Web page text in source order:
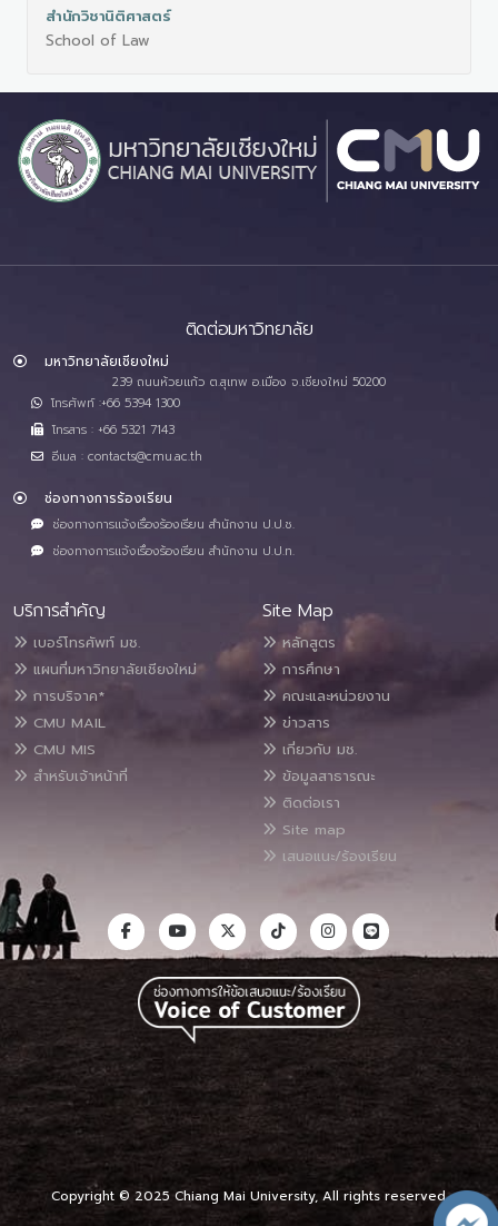
สำนักวิชานิติศาสตร์
School of Law
ติดต่อมหาวิทยาลัย
มหาวิทยาลัยเชียงใหม่
239 ถนนห้วยแก้ว ต.สุเทพ อ.เมือง จ.เชียงใหม่ 50200
โทรศัพท์ :+66 5394 1300
โทรสาร : +66 5321 7143
อีเมล : contacts@cmu.ac.th
ช่องทางการร้องเรียน
ช่องทางการแจ้งเรื่องร้องเรียน สำนักงาน ป.ป.ช.
ช่องทางการแจ้งเรื่องร้องเรียน สำนักงาน ป.ป.ท.
บริการสำคัญ
เบอร์โทรศัพท์ มช.
แผนที่มหาวิทยาลัยเชียงใหม่
การบริจาค*
CMU MAIL
CMU MIS
สำหรับเจ้าหน้าที่
Site Map
หลักสูตร
การศึกษา
คณะและหน่วยงาน
ข่าวสาร
เกี่ยวกับ มช.
ข้อมูลสาธารณะ
ติดต่อเรา
Site map
เสนอแนะ/ร้องเรียน
Copyright © 2025 Chiang Mai University, All rights reserved.